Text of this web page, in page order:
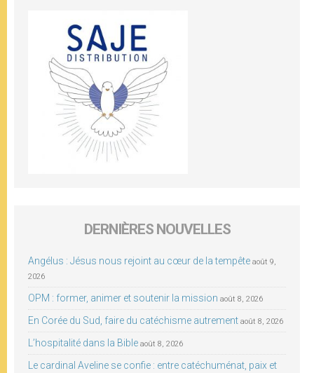
DERNIÈRES NOUVELLES
Angélus : Jésus nous rejoint au cœur de la tempête août 9,
2026
OPM : former, animer et soutenir la mission août 8, 2026
En Corée du Sud, faire du catéchisme autrement août 8, 2026
L’hospitalité dans la Bible août 8, 2026
Le cardinal Aveline se confie : entre catéchuménat, paix et